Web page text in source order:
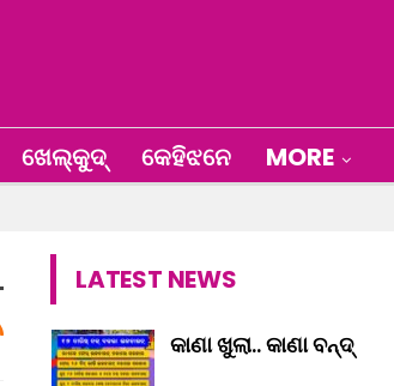
ଖେଲ୍‌କୁଦ୍‌ କେହିଝନେ MORE
LATEST NEWS
କାଣା ଖୁଲା.. କାଣା ବନ୍ଦ୍‌